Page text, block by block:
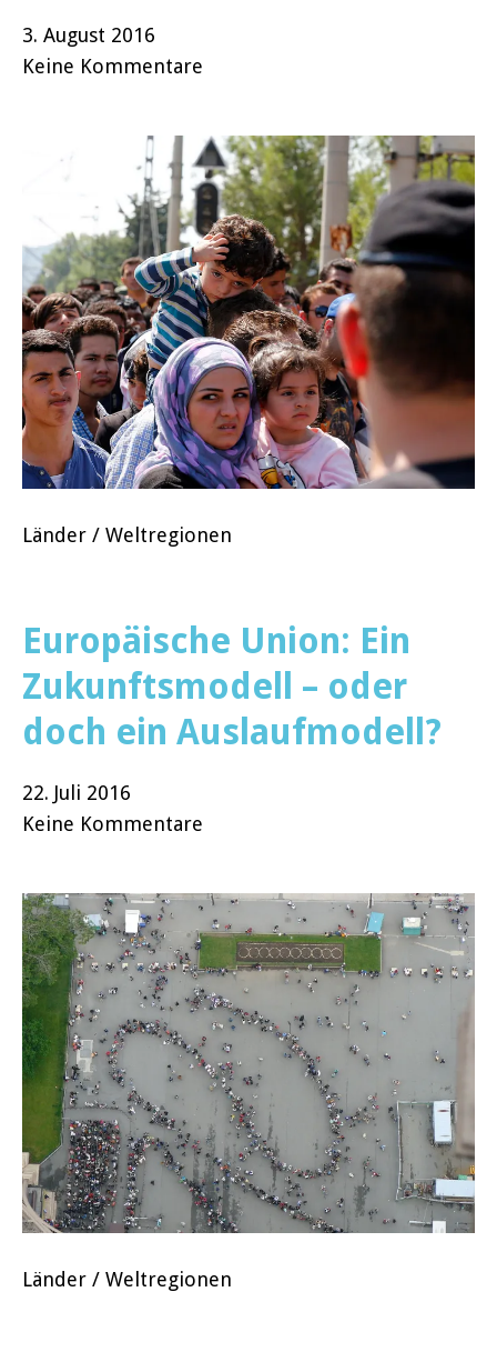
3. August 2016
Keine Kommentare
Länder / Weltregionen
Europäische Union: Ein
Zukunftsmodell – oder
doch ein Auslaufmodell?
22. Juli 2016
Keine Kommentare
Länder / Weltregionen